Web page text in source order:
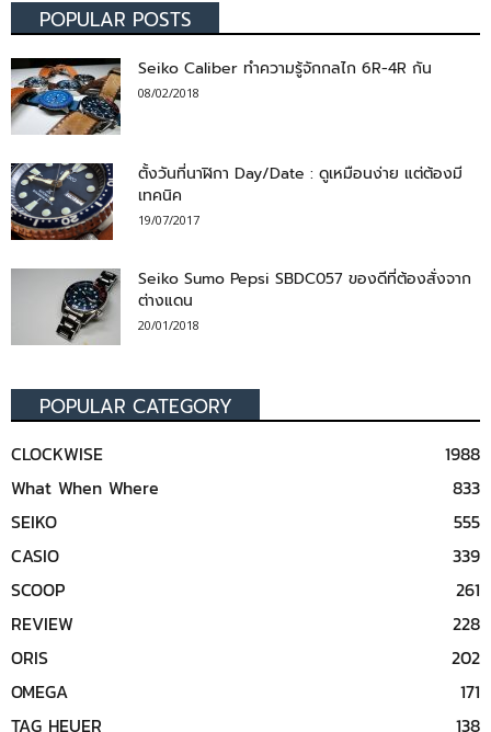
POPULAR POSTS
Seiko Caliber ทำความรู้จักกลไก 6R-4R กัน
08/02/2018
ตั้งวันที่นาฬิกา Day/Date : ดูเหมือนง่าย แต่ต้องมี
เทคนิค
19/07/2017
Seiko Sumo Pepsi SBDC057 ของดีที่ต้องสั่งจาก
ต่างแดน
20/01/2018
POPULAR CATEGORY
CLOCKWISE
1988
What When Where
833
SEIKO
555
CASIO
339
SCOOP
261
REVIEW
228
ORIS
202
OMEGA
171
TAG HEUER
138